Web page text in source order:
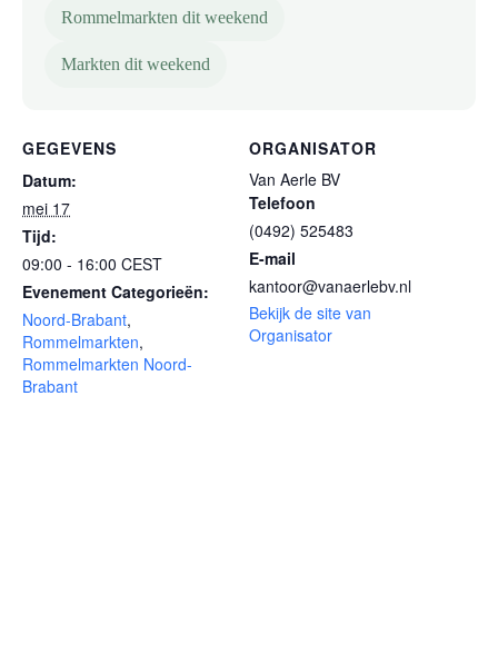
Rommelmarkten dit weekend
Markten dit weekend
GEGEVENS
Datum:
mei 17
Tijd:
09:00 - 16:00 CEST
Evenement Categorieën:
Noord-Brabant,
Rommelmarkten,
Rommelmarkten Noord-
Brabant
ORGANISATOR
Van Aerle BV
Telefoon
(0492) 525483
E-mail
kantoor@vanaerlebv.nl
Bekijk de site van
Organisator